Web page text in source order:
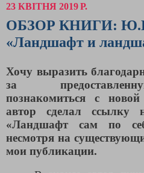
23 КВІТНЯ 2019 Р.
ОБЗОР КНИГИ:
«Ландшафт и
Хочу выразить
за
познакомиться с
автор сделал
«Ландшафт сам по
несмотря на
мои публикации.